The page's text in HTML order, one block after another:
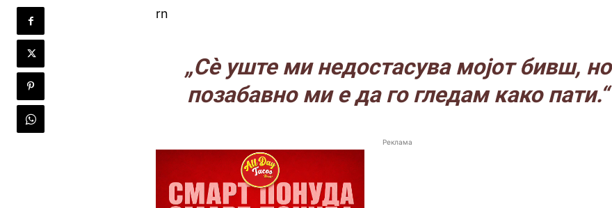
rn
„Сè уште ми недостасува мојот бивш, но
пoзабавно ми е да го гледам како пати.“
Реклама